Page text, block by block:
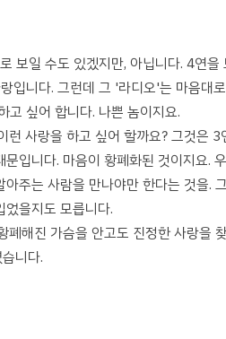
보일 수도 있겠지만, 아닙니다. 4연
입니다. 그런데 그 '라디오'는 마음대
고 싶어 합니다. 나쁜 놈이지요.
런 사랑을 하고 싶어 할까요? 그것은
입니다. 마음이 황폐화된 것이지요.
아주는 사람을 만나야만 한다는 것을.
을지도 모릅니다.
폐해진 가슴을 안고도 진정한 사랑을
니다.